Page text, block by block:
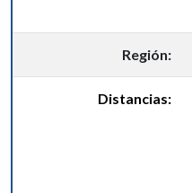
Región:
Distancias: